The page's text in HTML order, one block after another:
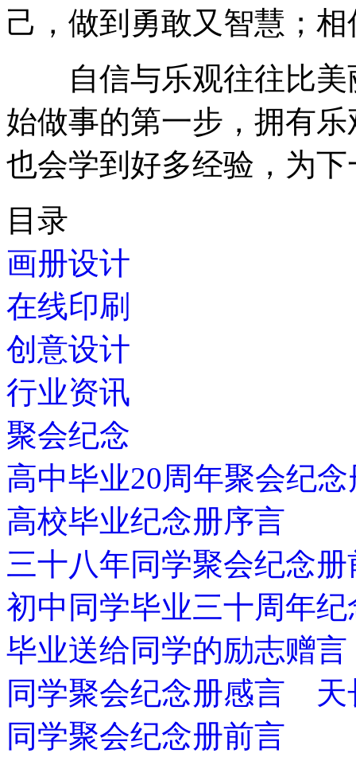
己，做到勇敢又智慧；
自信与乐观往往比美
始做事的第一步，拥有
也会学到好多经验，为
目录
画册设计
在线印刷
创意设计
行业资讯
聚会纪念
高中毕业20周年聚会纪
高校毕业纪念册序言
三十八年同学聚会纪念
初中同学毕业三十周年
毕业送给同学的励志赠言
同学聚会纪念册感言 天
同学聚会纪念册前言